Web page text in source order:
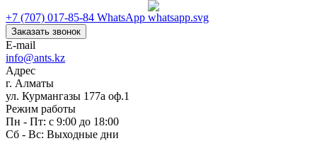
+7 (707) 017-85-84 WhatsApp
Заказать звонок
E-mail
info@ants.kz
Адрес
г. Алматы
ул. Курмангазы 177а оф.1
Режим работы
Пн - Пт: с 9:00 до 18:00
Сб - Вс: Выходные дни